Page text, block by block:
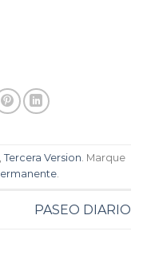
, Tercera Version. Marque
.
PASEO DIARIO